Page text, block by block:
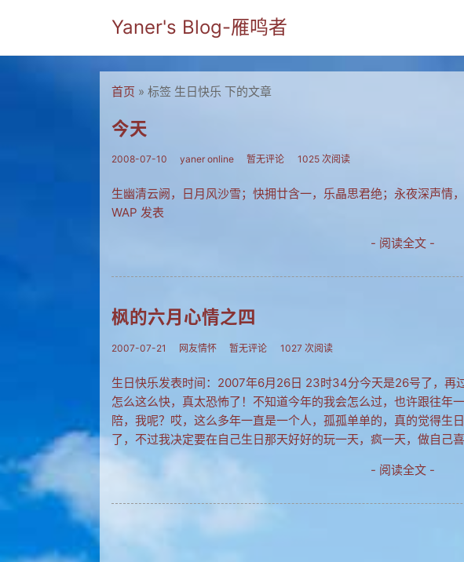
Yaner's Blog-雁鸣者
首页 » 标签 生日快乐 下的文章
今天
2008-07-10 yaner online 暂无评论 1025 次阅读
生幽清云阙，日月风沙雪；快拥廿含一，乐晶思君绝；永夜深声情
WAP 发表
- 阅读全文 -
枫的六月心情之四
2007-07-21 网友情怀 暂无评论 1027 次阅读
生日快乐发表时间：2007年6月26日 23时34分今天是26号了，再
怎么这么快，真太恐怖了！不知道今年的我会怎么过，也许跟往年
陪，我呢？哎，这么多年一直是一个人，孤孤单单的，真的觉得生
了，不过我决定要在自己生日那天好好的玩一天，疯一天，做自己
- 阅读全文 -